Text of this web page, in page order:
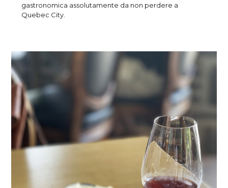
gastronomica assolutamente da non perdere a
Quebec City.